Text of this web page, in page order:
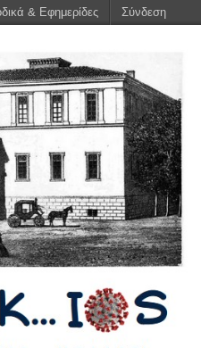
& Εφημερίδες Σύνδεση